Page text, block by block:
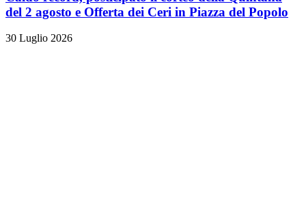
del 2 agosto e Offerta dei Ceri in Piazza del Popolo
30 Luglio 2026